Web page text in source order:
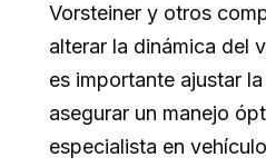
Vorsteiner y otros
alterar la dinámica del
es importante ajustar
asegurar un manejo
especialista en